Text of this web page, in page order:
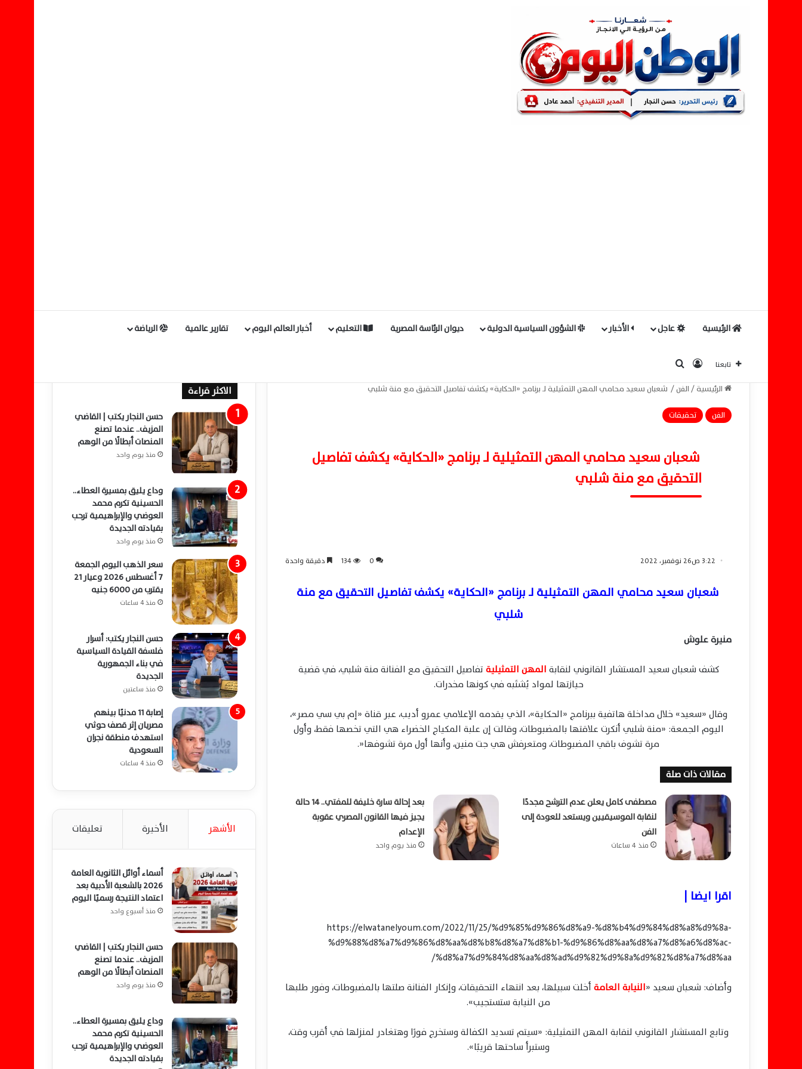
الرئيسية عاجل الأخبار الشؤون السياسية الدولية ديوان الرئاسة المصرية التعليم أخبار العالم اليوم تقارير عالمية الرياضة
تابعنا تسجيل الدخول
الرئيسية/الفن/ شعبان سعيد محامي المهن التمثيلية لـ برنامج «الحكاية» يكشف تفاصيل التحقيق مع منة شلبي
الفن
تحقيقات
شعبان سعيد محامي المهن التمثيلية لـ برنامج «الحكاية» يكشف تفاصيل
التحقيق مع منة شلبي
3:22 ص26 نوفمبر، 2022 0
134 دقيقة واحدة
شعبان سعيد محامي المهن التمثيلية لـ برنامج «الحكاية» يكشف تفاصيل التحقيق مع منة
شلبي
منيرة علوش
كشف شعبان سعيد المستشار القانوني لنقابة المهن التمثيلية تفاصيل التحقيق مع الفنانة منة شلبي، في قضية
حيازتها لمواد يُشتَبه في كونها مخدرات.
وقال «سعيد» خلال مداخلة هاتفية ببرنامج «الحكاية»، الذي يقدمه الإعلامي عمرو أديب، عبر قناة «إم بي سي مصر»،
اليوم الجمعة: «منة شلبي أنكرت علاقتها بالمضبوطات، وقالت إن علبة المكياج الخضراء هي التي تخصها فقط، وأول
مرة تشوف باقي المضبوطات، ومتعرفش هي جت منين، وأنها أول مرة تشوفها«.
مقالات ذات صلة
مصطفى كامل يعلن عدم الترشح مجددًا
لنقابة الموسيقيين ويستعد للعودة إلى
الفن
منذ 4 ساعات
بعد إحالة سارة خليفة للمفتي.. 14 حالة
يجيز فيها القانون المصري عقوبة
الإعدام
منذ يوم واحد
اقرا ايضا |
https://elwatanelyoum.com/2022/11/25/%d9%85%d9%86%d8%a9-%d8%b4%d9%84%d8%a8%d9%8a-
%d9%88%d8%a7%d9%86%d8%aa%d8%b8%d8%a7%d8%b1-%d9%86%d8%aa%d8%a7%d8%a6%d8%ac-
%d8%a7%d9%84%d8%aa%d8%ad%d9%82%d9%8a%d9%82%d8%a7%d8%aa/
وأضاف: شعبان سعيد «النيابة العامة أخلت سبيلها، بعد انتهاء التحقيقات، وإنكار الفنانة صلتها بالمضبوطات، وفور طلبها
من النيابة ستستجيب».
وتابع المستشار القانوني لنقابة المهن التمثيلية: «سيتم تسديد الكفالة وستخرج فورًا وهتغادر لمنزلها في أقرب وقت،
وستبرأ ساحتها قريبًا».
الاكثر قراءة
حسن النجار يكتب | القاضي
المزيف.. عندما تصنع
المنصات أبطالًا من الوهم
منذ يوم واحد
وداع يليق بمسيرة العطاء..
الحسينية تكرم محمد
العوضي والإبراهيمية ترحب
بقيادته الجديدة
منذ يوم واحد
سعر الذهب اليوم الجمعة
7 أغسطس 2026 وعيار 21
يقترب من 6000 جنيه
منذ 4 ساعات
حسن النجار يكتب: أسرار
فلسفة القيادة السياسية
في بناء الجمهورية
الجديدة
منذ ساعتين
إصابة 11 مدنيًا بينهم
مصريان إثر قصف حوثي
استهدف منطقة نجران
السعودية
منذ 4 ساعات
الأشهر الأخيرة تعليقات
أسماء أوائل الثانوية العامة
2026 بالشعبة الأدبية بعد
اعتماد النتيجة رسميًا اليوم
منذ أسبوع واحد
حسن النجار يكتب | القاضي
المزيف.. عندما تصنع
المنصات أبطالًا من الوهم
منذ يوم واحد
وداع يليق بمسيرة العطاء..
الحسينية تكرم محمد
العوضي والإبراهيمية ترحب
بقيادته الجديدة